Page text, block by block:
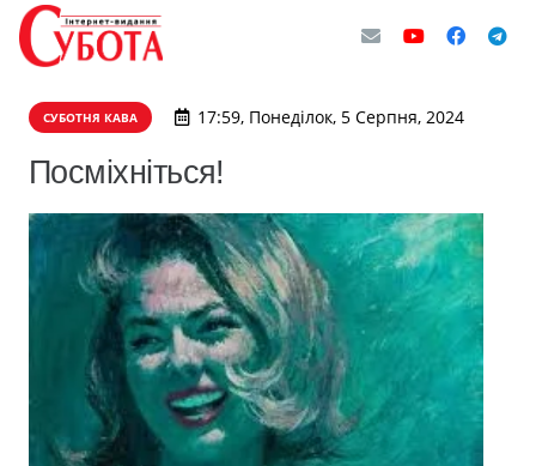
СУБОТНЯ КАВА 17:59, Понеділок, 5 Серпня, 2024
Посміхніться!